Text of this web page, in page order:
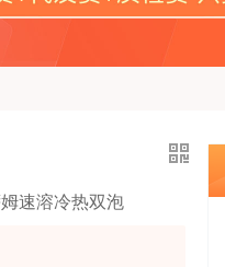
速溶冷热双泡